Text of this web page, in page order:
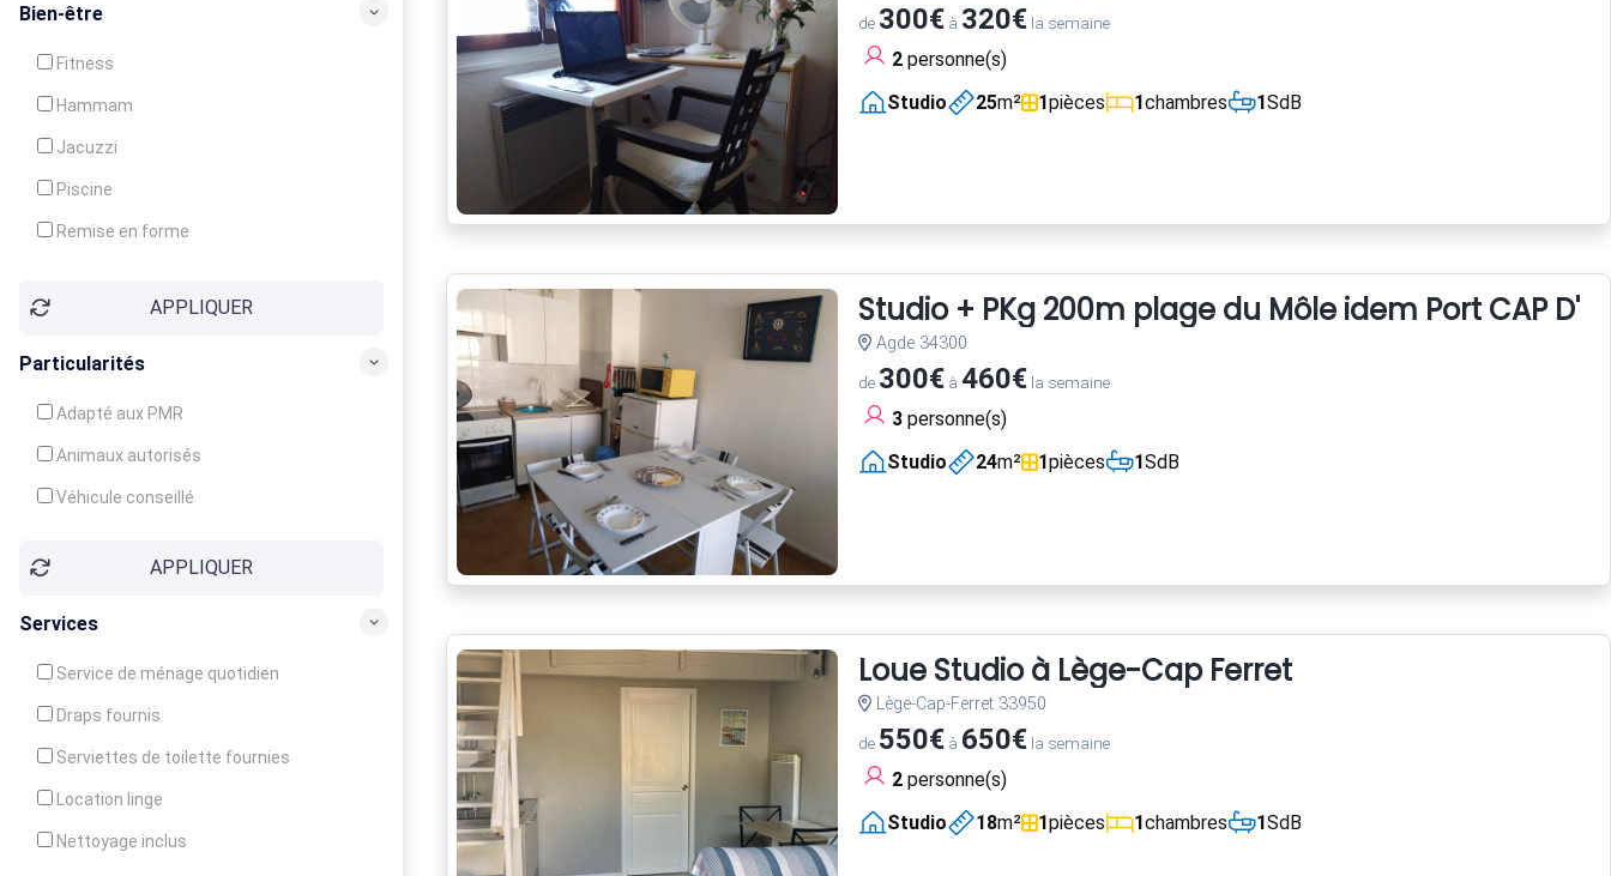
Bien-être
Fitness
Hammam
Jacuzzi
Piscine
Remise en forme
Soins du corpsAPPLIQUER
Particularités
Adapté aux PMR
Animaux autorisés
Véhicule conseillé
APPLIQUER
Services
Service de ménage quotidien
Draps fournis
Serviettes de toilette fournies
Location linge
Nettoyage inclus
de 300€à 320€la semaine
2personne(s)
Studio
25m² 1pièces 1chambres 1SdB
Studio + PKg 200m plage du Môle idem Port CAP
Agde 34300
de 300€à 460€la semaine
3personne(s)
Studio
24m² 1pièces 1SdB
Loue Studio à Lège-Cap Ferret
Lège-Cap-Ferret 33950
de 550€à 650€la semaine
2personne(s)
Studio
18m² 1pièces 1chambres 1SdB